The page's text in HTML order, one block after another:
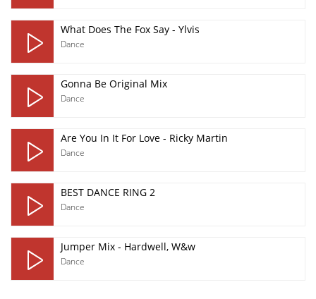
What Does The Fox Say - Ylvis
Dance
Gonna Be Original Mix
Dance
Are You In It For Love - Ricky Martin
Dance
BEST DANCE RING 2
Dance
Jumper Mix - Hardwell, W&w
Dance